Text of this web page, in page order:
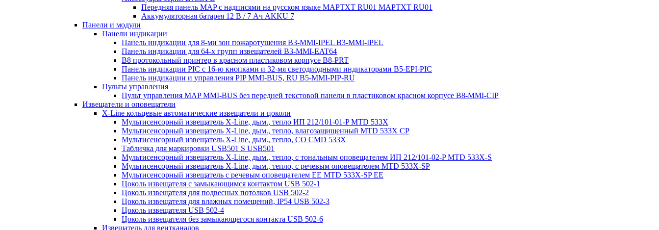
Передняя панель MAP с надписями на русском языке MAPTXT RU01 MAPTXT RU01
Аккумуляторная батарея 12 В / 7 Aч AKKU 7
Панели и модули
Панели индикации
Панель индикации для 8-ми зон пожаротушения B3-MMI-IPEL B3-MMI-IPEL
Панель индикации для 64-х групп извещателей B3-MMI-EAT64
B8 протокольный принтер в красном пластиковом корпусе B8-PRT
Панель индикации PIC с 16-ю кнопками и 32-мя светодиодными индикаторами B5-EPI-PIC
Панель индикации и управления PIP MMI-BUS, RU B5-MMI-PIP-RU
Пульты управления
Пульт управления MAP MMI-BUS без передней текстовой панели в пластиковом красном корпусе B8-MMI-CIP
Извещатели и оповещатели
X-Line кольцевые автоматические извещатели и цоколи
Мультисенсорный извещатель X-Line, дым., тепло ИП 212/101-01-P MTD 533X
Мультисенсорный извещатель X-Line, дым., тепло, влагозащищенный MTD 533X CP
Мультисенсорный извещатель X-Line, дым., тепло, СО CMD 533X
Табличка для маркировки USB501 S USB501
Мультисенсорный извещатель X-Line, дым., тепло, с тональным оповещателем ИП 212/101-02-P MTD 533X-S
Мультисенсорный извещатель X-Line, дым., тепло, с речевым оповещателем MTD 533X-SP
Мультисенсорный извещатель с речевым оповещателем EE MTD 533X-SP EE
Цоколь извещателя с замыкающимся контактом USB 502-1
Цоколь извещателя для подвесных потолков USB 502-2
Цоколь извещателя для влажных помещений, IP54 USB 502-3
Цоколь извещателя USB 502-4
Цоколь извещателя без замыкающегося контакта USB 502-6
Извещатель для вентканалов